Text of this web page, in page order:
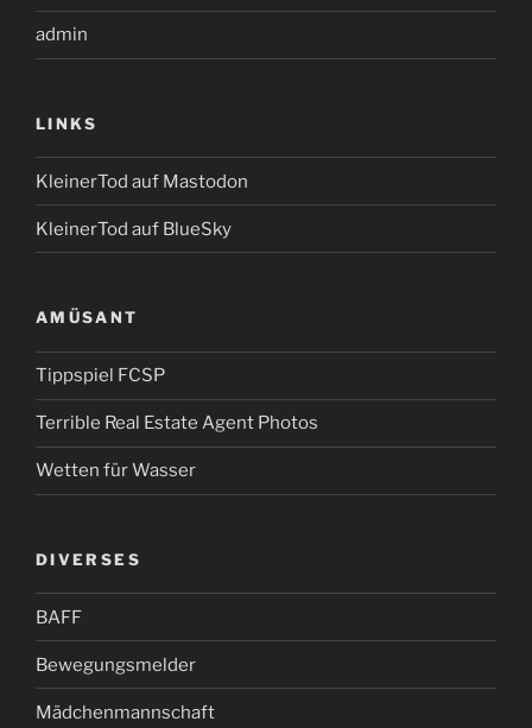
admin
LINKS
KleinerTod auf Mastodon
KleinerTod auf BlueSky
AMÜSANT
Tippspiel FCSP
Terrible Real Estate Agent Photos
Wetten für Wasser
DIVERSES
BAFF
Bewegungsmelder
Mädchenmannschaft